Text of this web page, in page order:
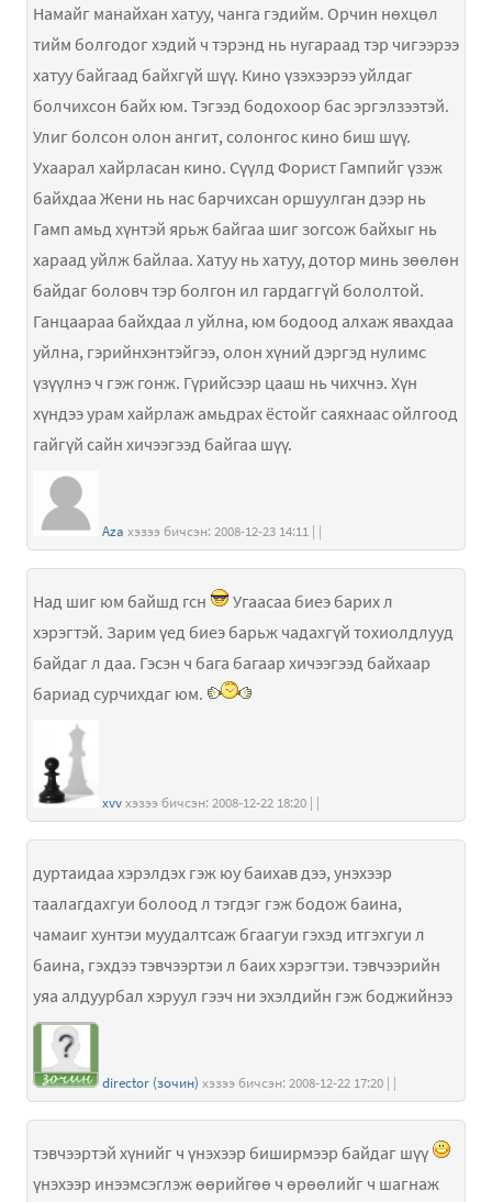
Намайг манайхан хатуу, чанга гэдийм. Орчин нөхцөл
тийм болгодог хэдий ч тэрэнд нь нугараад тэр чигээрээ
хатуу байгаад байхгүй шүү. Кино үзэхээрээ уйлдаг
болчихсон байх юм. Тэгээд бодохоор бас эргэлзээтэй.
Улиг болсон олон ангит, солонгос кино биш шүү.
Ухаарал хайрласан кино. Сүүлд Форист Гампийг үзэж
байхдаа Жени нь нас барчихсан оршуулган дээр нь
Гамп амьд хүнтэй ярьж байгаа шиг зогсож байхыг нь
хараад уйлж байлаа. Хатуу нь хатуу, дотор минь зөөлөн
байдаг боловч тэр болгон ил гардаггүй бололтой.
Ганцаараа байхдаа л уйлна, юм бодоод алхаж явахдаа
уйлна, гэрийнхэнтэйгээ, олон хүний дэргэд нулимс
үзүүлнэ ч гэж гонж. Гүрийсээр цааш нь чихчнэ. Хүн
хүндээ урам хайрлаж амьдрах ёстойг саяхнаас ойлгоод
гайгүй сайн хичээгээд байгаа шүү.
Aza хэзээ бичсэн: 2008-12-23 14:11 | |
Над шиг юм байшд гсн
Угаасаа биеэ барих л
хэрэгтэй. Зарим үед биеэ барьж чадахгүй тохиолдлууд
байдаг л даа. Гэсэн ч бага багаар хичээгээд байхаар
бариад сурчихдаг юм.
xvv хэзээ бичсэн: 2008-12-22 18:20 | |
дуртаидаа хэрэлдэх гэж юу баихав дээ, унэхээр
таалагдахгуи болоод л тэгдэг гэж бодож баина,
чамаиг хунтэи муудалтсаж бгаагуи гэхэд итгэхгуи л
баина, гэхдээ тэвчээртэи л баих хэрэгтэи. тэвчээрийн
уяа алдуурбал хэруул гээч ни эхэлдийн гэж боджийнээ
director (зочин) хэзээ бичсэн: 2008-12-22 17:20 | |
тэвчээртэй хүнийг ч үнэхээр биширмээр байдаг шүү
үнэхээр инээмсэглэж өөрийгөө ч өрөөлийг ч шагнаж